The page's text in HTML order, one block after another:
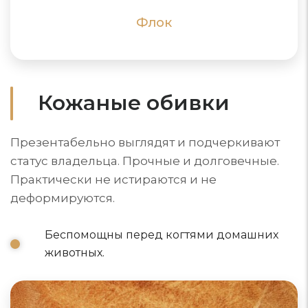
Флок
ПОДРОБНЕЕ
ПОДРОБНЕЕ
Кожаные обивки
Презентабельно выглядят и подчеркивают
статус владельца. Прочные и долговечные.
Практически не истираются и не
деформируются.
Беспомощны перед когтями домашних
животных.
Диваны из натуральной кожи